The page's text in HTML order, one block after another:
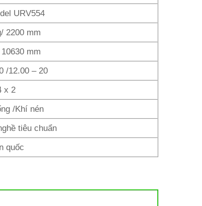
URV554
2200 mm
mm
/12.00 – 20
x 2
/Khí nén
tiêu chuẩn
quốc